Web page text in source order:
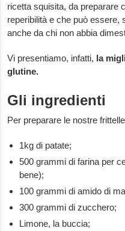
ricetta squisita, da preparare
reperibilità e che può essere,
anche da chi non abbia
Vi presentiamo, infatti, la
glutine.
Gli ingredienti
Per preparare le nostre
1kg di patate;
500 grammi di farina per
bene);
100 grammi di amido di
300 grammi di zucchero;
Limone, la buccia;